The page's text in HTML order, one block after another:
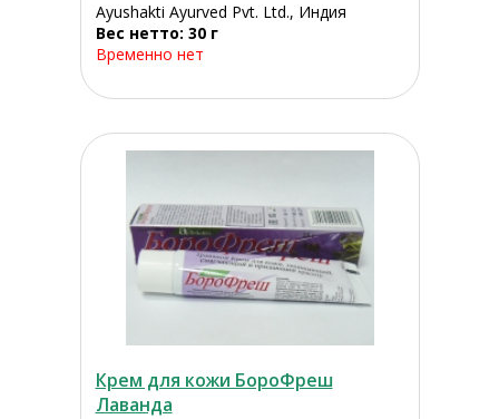
Ayushakti Ayurved Pvt. Ltd., Индия
Вес нетто: 30 г
Временно нет
Крем для кожи БороФреш
Лаванда